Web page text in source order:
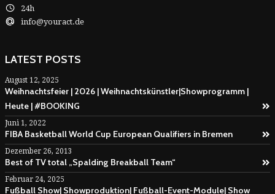
24h
info@youract.de
LATEST POSTS
August 12, 2025
Weihnachtsfeier | 2026 | Weihnachtskünstler|Showprogramm |
Heute | #BOOKING
Juni 1, 2022
FIBA Basketball World Cup European Qualifiers in Bremen
Dezember 26, 2013
Best of TV total „Spalding Breakball Team“
Februar 24, 2025
Fußball Show| Showproduktion| Fußball-Event-Module| Show